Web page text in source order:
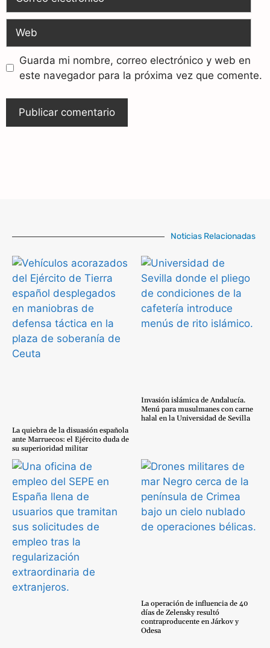
Guarda mi nombre, correo electrónico y web en
este navegador para la próxima vez que comente.
Noticias Relacionadas
La quiebra de la disuasión española
ante Marruecos: el Ejército duda de
su superioridad militar
Invasión islámica de Andalucía.
Menú para musulmanes con carne
halal en la Universidad de Sevilla
La operación de influencia de 40
días de Zelensky resultó
contraproducente en Járkov y
Odesa